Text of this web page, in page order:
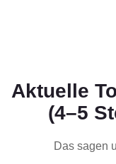
Aktuelle
(4–5
Das sagen